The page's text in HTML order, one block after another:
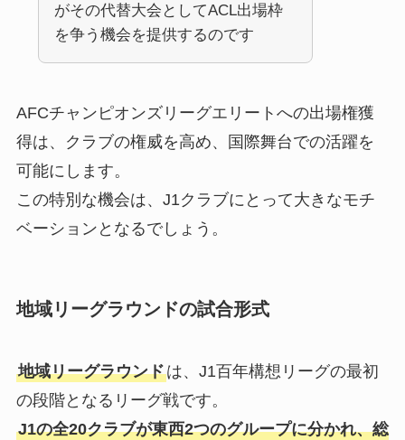
がその代替大会としてACL出場枠
を争う機会を提供するのです
AFCチャンピオンズリーグエリートへの出場権獲
得は、クラブの権威を高め、国際舞台での活躍を
可能にします。
この特別な機会は、J1クラブにとって大きなモチ
ベーションとなるでしょう。
地域リーグラウンドの試合形式
地域リーグラウンドは、J1百年構想リーグの最初
の段階となるリーグ戦です。
J1の全20クラブが東西2つのグループに分かれ、総